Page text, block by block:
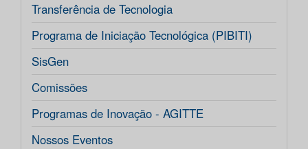
Transferência de Tecnologia
Programa de Iniciação Tecnológica (PIBITI)
SisGen
Comissões
Programas de Inovação - AGITTE
Nossos Eventos